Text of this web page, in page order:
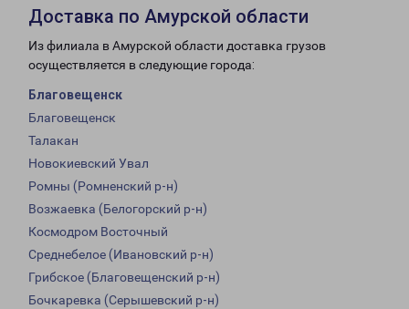
Доставка по Амурской области
Из филиала в Амурской области доставка грузов
осуществляется в следующие города:
Благовещенск
Благовещенск
Талакан
Новокиевский Увал
Ромны (Ромненский р-н)
Возжаевка (Белогорский р-н)
Космодром Восточный
Среднебелое (Ивановский р-н)
Грибское (Благовещенский р-н)
Бочкаревка (Серышевский р-н)